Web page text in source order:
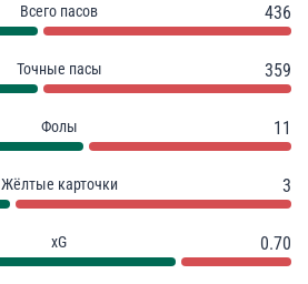
Всего пасов 436
Точные пасы 359
Фолы 11
Жёлтые карточки 3
xG 0.70